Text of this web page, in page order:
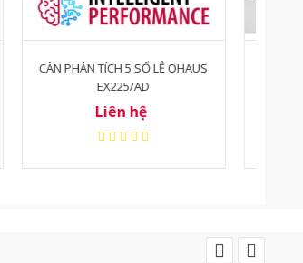
CÂN PHÂN TÍCH ĐIỆN TỬ 5 SỐ LẺ
OHAUS EX225D/AD
Liên hệ